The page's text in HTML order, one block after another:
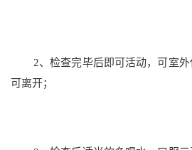
2、检查完毕后即可活动，可室
可离开；